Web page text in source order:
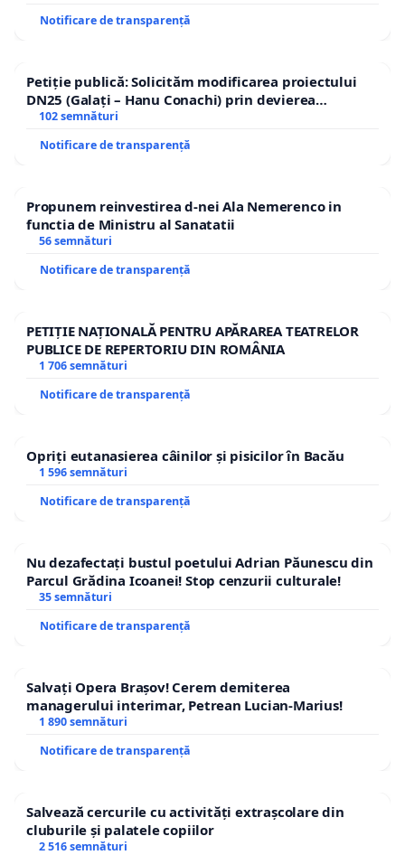
Notificare de transparență
Petiție publică: Solicităm modificarea proiectului
DN25 (Galați – Hanu Conachi) prin devierea
traseului în afara localităților!
102 semnături
Notificare de transparență
Propunem reinvestirea d-nei Ala Nemerenco in
functia de Ministru al Sanatatii
56 semnături
Notificare de transparență
PETIȚIE NAȚIONALĂ PENTRU APĂRAREA TEATRELOR
PUBLICE DE REPERTORIU DIN ROMÂNIA
1 706 semnături
Notificare de transparență
Opriți eutanasierea câinilor și pisicilor în Bacău
1 596 semnături
Notificare de transparență
Nu dezafectați bustul poetului Adrian Păunescu din
Parcul Grădina Icoanei! Stop cenzurii culturale!
35 semnături
Notificare de transparență
Salvați Opera Brașov! Cerem demiterea
managerului interimar, Petrean Lucian-Marius!
1 890 semnături
Notificare de transparență
Salvează cercurile cu activități extrașcolare din
cluburile și palatele copiilor
2 516 semnături